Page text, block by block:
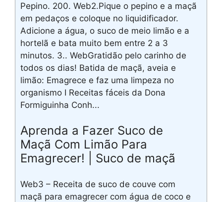
Pepino. 200. Web2.Pique o pepino e a maçã
em pedaços e coloque no liquidificador.
Adicione a água, o suco de meio limão e a
hortelã e bata muito bem entre 2 a 3
minutos. 3.. WebGratidão pelo carinho de
todos os dias! Batida de maçã, aveia e
limão: Emagrece e faz uma limpeza no
organismo I Receitas fáceis da Dona
Formiguinha Conh...
Aprenda a Fazer Suco de
Maçã Com Limão Para
Emagrecer! | Suco de maçã
Web3 – Receita de suco de couve com
maçã para emagrecer com água de coco e